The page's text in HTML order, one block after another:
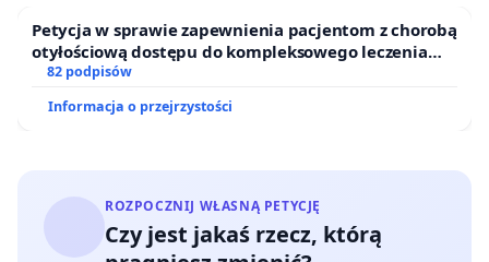
Petycja w sprawie zapewnienia pacjentom z chorobą
otyłościową dostępu do kompleksowego leczenia
oraz programów profilaktycznych.
82 podpisów
Informacja o przejrzystości
ROZPOCZNIJ WŁASNĄ PETYCJĘ
Czy jest jakaś rzecz, którą